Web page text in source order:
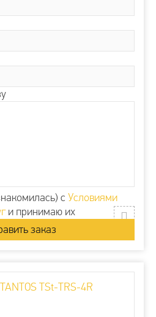
с Условиями
и принимаю их